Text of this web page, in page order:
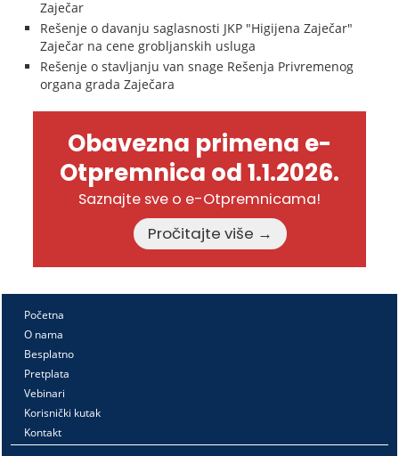
Zaječar
Rešenje o davanju saglasnosti JKP "Higijena Zaječar"
Zaječar na cene grobljanskih usluga
Rešenje o stavljanju van snage Rešenja Privremenog
organa grada Zaječara
Obavezna primena e-
Otpremnica od 1.1.2026.
Saznajte sve o e-Otpremnicama!
Pročitajte više →
Početna
O nama
Besplatno
Pretplata
Vebinari
Korisnički kutak
Kontakt